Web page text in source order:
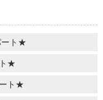
ート★
★
ト★